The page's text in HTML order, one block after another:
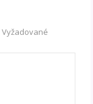
Vyžadované